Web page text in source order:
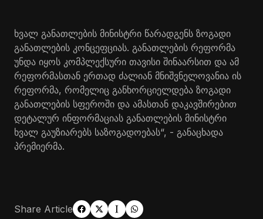
ხვალ განათლების მინისტრი წარადგენს ზოგადი
განათლების კონცეფციას. განათლების რეფორმა
უნდა იყოს კომპლექსური თავისი შინაარსით და ამ
რეფორმასთან ერთად ძალიან მნიშვნელოვანია ის
რეფორმა, რომელიც განხორციელდება ზოგადი
განათლების სფეროში და ამასთან დაკავშირებით
დეტალურ ინფორმაციას განათლების მინისტრი
ხვალ გაუზიარებს საზოგადოებას“, - განაცხადა
პრემიერმა.
Share Article